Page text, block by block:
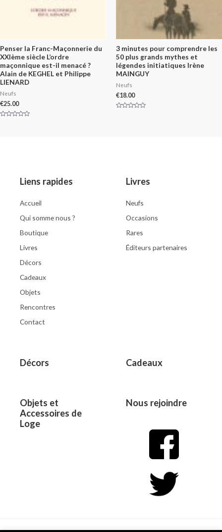
Penser la Franc-Maçonnerie du
XXIème siècle L’ordre
maçonnique est-il menacé ?
Alain de KEGHEL et Philippe
LIENARD
Neufs
€25.00
3 minutes pour comprendre les
50 plus grands mythes et
légendes initiatiques Irène
MAINGUY
Neufs
€18.00
Liens rapides
Accueil
Qui somme nous ?
Boutique
Livres
Décors
Cadeaux
Objets
Rencontres
Contact
Livres
Neufs
Occasions
Rares
Éditeurs partenaires
Décors Cadeaux
Objets et
Accessoires de
Loge
Nous rejoindre